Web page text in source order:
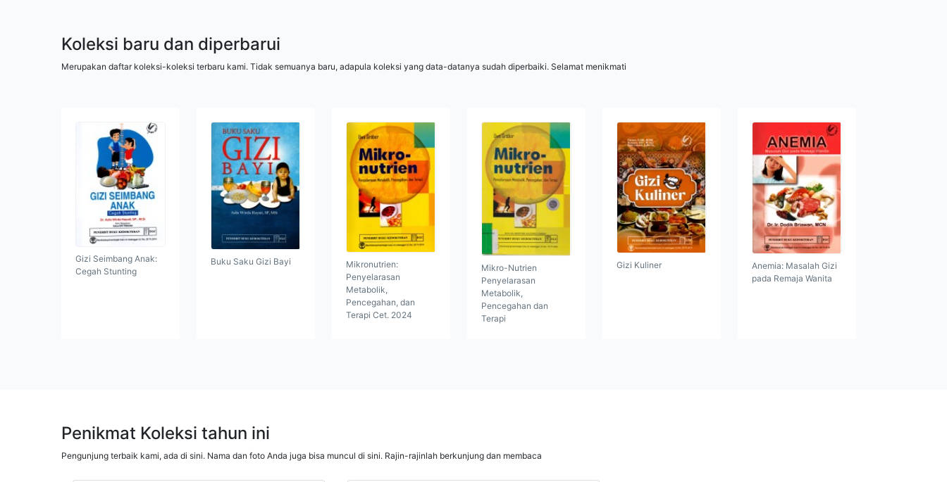
Koleksi baru dan diperbarui
Merupakan daftar koleksi-koleksi terbaru kami. Tidak semuanya baru, adapula koleksi yang data-datanya sudah diperbaiki. Selamat menikmati
Gizi Seimbang Anak:
Cegah Stunting
Buku Saku Gizi Bayi
Mikronutrien:
Penyelarasan
Metabolik,
Pencegahan, dan
Terapi Cet. 2024
Mikro-Nutrien
Penyelarasan
Metabolik,
Pencegahan dan
Terapi
Gizi Kuliner
Anemia: Masalah Gizi
pada Remaja Wanita
Penikmat Koleksi tahun ini
Pengunjung terbaik kami, ada di sini. Nama dan foto Anda juga bisa muncul di sini. Rajin-rajinlah berkunjung dan membaca